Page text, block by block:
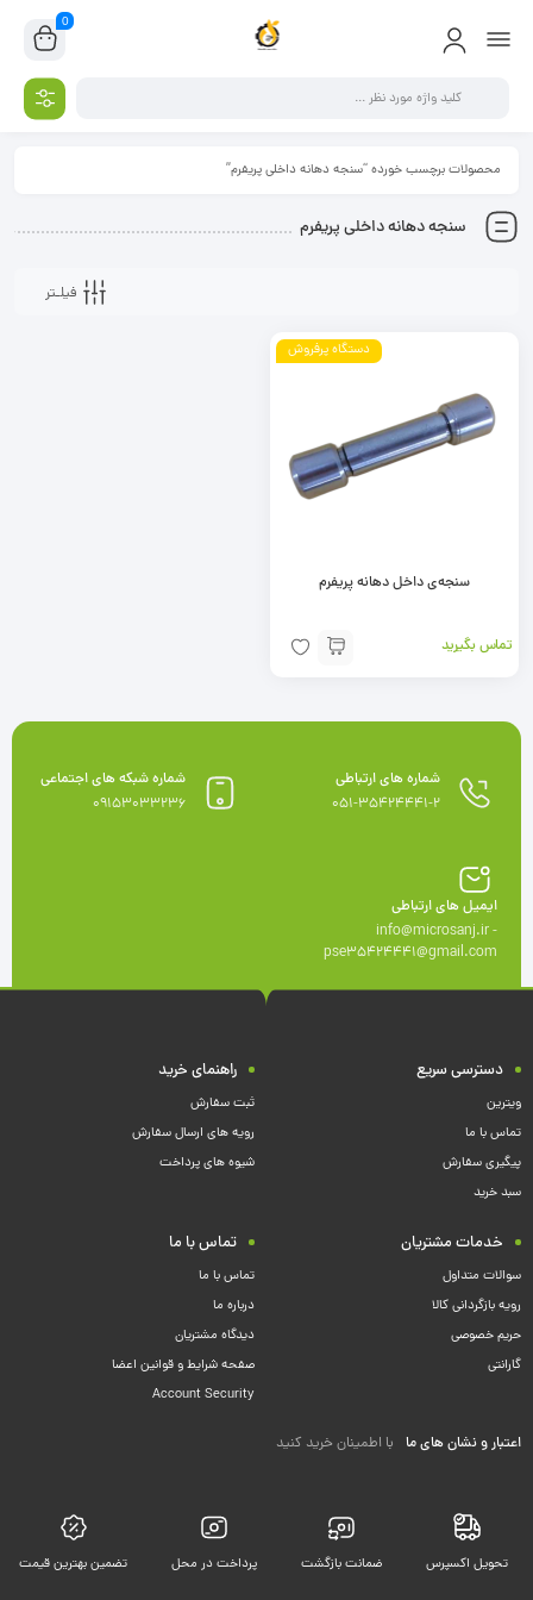
0
محصولات برچسب خورده “سنجه دهانه داخلی پریفرم”
سنجه دهانه داخلی پریفرم
فیلـتر
دستگاه پرفروش
سنجه‌ی داخل دهانه پریفرم
تماس بگیرید
شماره های ارتباطی
051-35424441-2
شماره شبکه های اجتماعی
09153033236
ایمیل های ارتباطی
info@microsanj.ir -
pse35424441@gmail.com
دسترسی سریع
ویترین
تماس با ما
پیگیری سفارش
سبد خرید
راهنمای خرید
ثبت سفارش
رویه های ارسال سفارش
شیوه های پرداخت
خدمات مشتریان
سوالات متداول
رویه بازگردانی کالا
حریم خصوصی
گارانتی
تماس با ما
تماس با ما
درباره ما
دیدگاه مشتریان
صفحه شرایط و قوانین اعضا
Account Security
اعتبار و نشان های ما با اطمینان خرید کنید
تحویل اکسپرس ضمانت بازگشت پرداخت در محل تضمین بهترین قیمت